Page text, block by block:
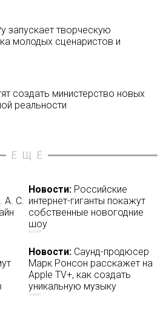
запускает творческую
молодых сценаристов и
создать министерство новых
реальности
ЕЩЁ
А. С.
Новости: Российские
интернет-гиганты покажут
собственные новогодние
шоу
26/12/2018
Новости: Саунд-продюсер
Марк Ронсон расскажет на
Apple TV+, как создать
уникальную музыку
17/04/2021